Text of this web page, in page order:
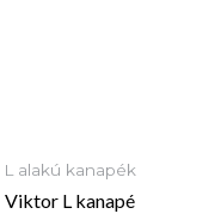
L alakú kanapék
Viktor L kanapé